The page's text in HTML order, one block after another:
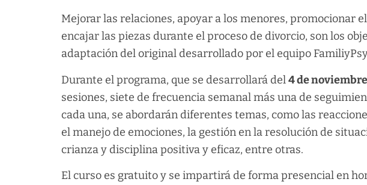
Mejorar las relaciones, apoyar a los menores, promocionar
encajar las piezas durante el proceso de divorcio, son los
adaptación del original desarrollado por el equipo
Durante el programa, que se desarrollará del4 de
sesiones, siete de frecuencia semanal más una de
cada una, se abordarán diferentes temas, como las
el manejo de emociones, la gestión en la resolución de
crianza y disciplina positiva y eficaz, entre otras.
El curso es gratuito y se impartirá de forma presencial en